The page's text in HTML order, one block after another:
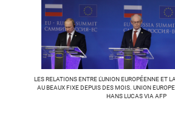
LES RELATIONS ENTRE L'UNION EUROPÉENNE ET
AU BEAUX FIXE DEPUIS DES MOIS. UNION
HANS LUCAS VIA AFP